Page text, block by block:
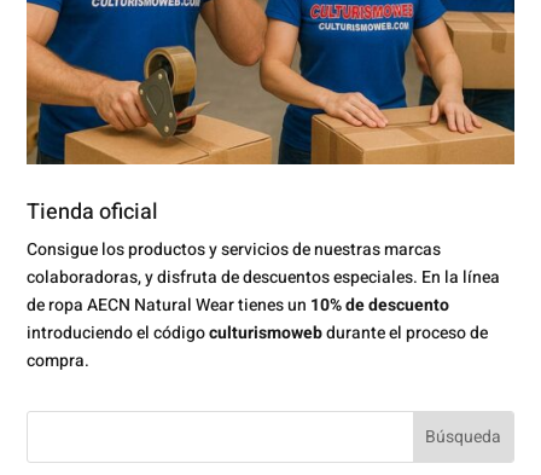
Tienda oficial
Consigue los productos y servicios de nuestras marcas
colaboradoras, y disfruta de descuentos especiales. En la línea
de ropa AECN Natural Wear tienes un 10% de descuento
introduciendo el códigoculturismowebdurante el proceso de
compra.